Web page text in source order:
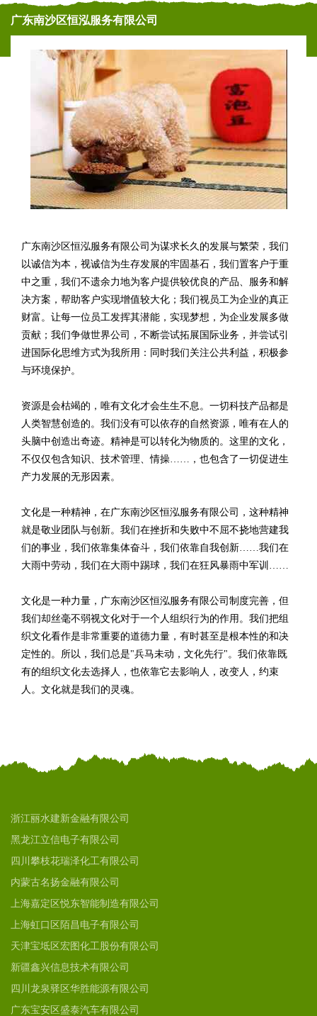
广东南沙区恒泓服务有限公司
广东南沙区恒泓服务有限公司为谋求长久的发展与繁荣，我们
以诚信为本，视诚信为生存发展的牢固基石，我们置客户于重
中之重，我们不遗余力地为客户提供较优良的产品、服务和解
决方案，帮助客户实现增值较大化；我们视员工为企业的真正
财富。让每一位员工发挥其潜能，实现梦想，为企业发展多做
贡献；我们争做世界公司，不断尝试拓展国际业务，并尝试引
进国际化思维方式为我所用：同时我们关注公共利益，积极参
与环境保护。
资源是会枯竭的，唯有文化才会生生不息。一切科技产品都是
人类智慧创造的。我们没有可以依存的自然资源，唯有在人的
头脑中创造出奇迹。精神是可以转化为物质的。这里的文化，
不仅仅包含知识、技术管理、情操……，也包含了一切促进生
产力发展的无形因素。
文化是一种精神，在广东南沙区恒泓服务有限公司，这种精神
就是敬业团队与创新。我们在挫折和失败中不屈不挠地营建我
们的事业，我们依靠集体奋斗，我们依靠自我创新……我们在
大雨中劳动，我们在大雨中踢球，我们在狂风暴雨中军训……
文化是一种力量，广东南沙区恒泓服务有限公司制度完善，但
我们却丝毫不弱视文化对于一个人组织行为的作用。我们把组
织文化看作是非常重要的道德力量，有时甚至是根本性的和决
定性的。所以，我们总是"兵马未动，文化先行"。我们依靠既
有的组织文化去选择人，也依靠它去影响人，改变人，约束
人。文化就是我们的灵魂。
浙江丽水建新金融有限公司
黑龙江立信电子有限公司
四川攀枝花瑞泽化工有限公司
内蒙古名扬金融有限公司
上海嘉定区悦东智能制造有限公司
上海虹口区陌昌电子有限公司
天津宝坻区宏图化工股份有限公司
新疆鑫兴信息技术有限公司
四川龙泉驿区华胜能源有限公司
广东宝安区盛泰汽车有限公司